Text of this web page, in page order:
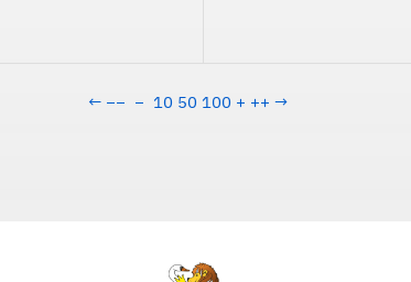
← −− − 10 50 100 + ++ →